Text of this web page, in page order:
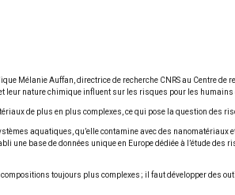
Mélanie Auffan, directrice de recherche CNRS au Centre de
leur nature chimique influent sur les risques pour les humains
de plus en plus complexes, ce qui pose la question des
aquatiques, qu’elle contamine avec des
une base de données unique en Europe dédiée à l’étude
compositions toujours plus complexes ; il faut développer